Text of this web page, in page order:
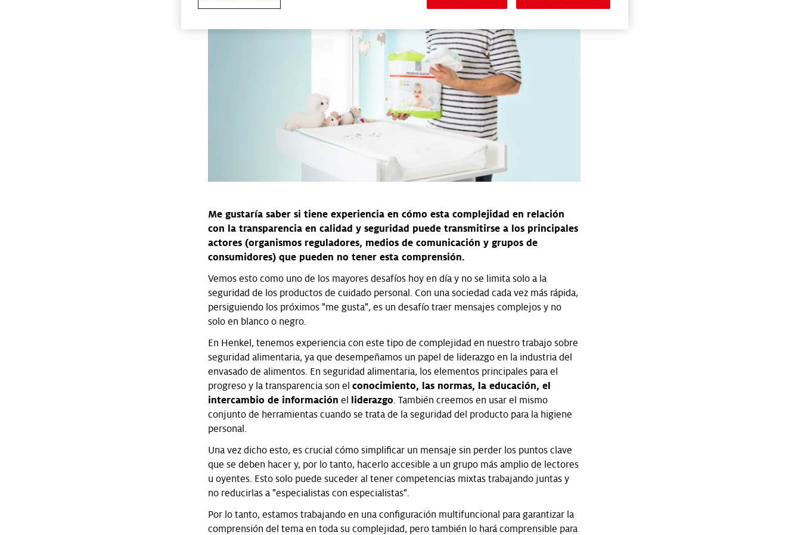
Me gustaría saber si tiene experiencia en cómo esta complejidad en relación
con la transparencia en calidad y seguridad puede transmitirse a los principales
actores (organismos reguladores, medios de comunicación y grupos de
consumidores) que pueden no tener esta comprensión.
Vemos esto como uno de los mayores desafíos hoy en día y no se limita solo a la
seguridad de los productos de cuidado personal. Con una sociedad cada vez más rápida,
persiguiendo los próximos "me gusta", es un desafío traer mensajes complejos y no
solo en blanco o negro.
En Henkel, tenemos experiencia con este tipo de complejidad en nuestro trabajo sobre
seguridad alimentaria, ya que desempeñamos un papel de liderazgo en la industria del
envasado de alimentos. En seguridad alimentaria, los elementos principales para el
progreso y la transparencia son el conocimiento, las normas, la educación, el
intercambio de información el liderazgo. También creemos en usar el mismo
conjunto de herramientas cuando se trata de la seguridad del producto para la higiene
personal.
Una vez dicho esto, es crucial cómo simplificar un mensaje sin perder los puntos clave
que se deben hacer y, por lo tanto, hacerlo accesible a un grupo más amplio de lectores
u oyentes. Esto solo puede suceder al tener competencias mixtas trabajando juntas y
no reducirlas a "especialistas con especialistas".
Por lo tanto, estamos trabajando en una configuración multifuncional para garantizar la
comprensión del tema en toda su complejidad, pero también lo hará comprensible para